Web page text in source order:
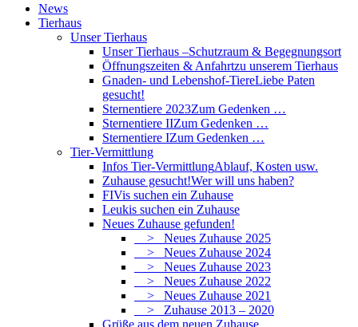
News
Tierhaus
Unser Tierhaus
Unser Tierhaus –Schutzraum & Begegnungsort
Öffnungszeiten & Anfahrtzu unserem Tierhaus
Gnaden- und Lebenshof-TiereLiebe Paten
gesucht!
Sternentiere 2023Zum Gedenken …
Sternentiere IIZum Gedenken …
Sternentiere IZum Gedenken …
Tier-Vermittlung
Infos Tier-VermittlungAblauf, Kosten usw.
Zuhause gesucht!Wer will uns haben?
FIVis suchen ein Zuhause
Leukis suchen ein Zuhause
Neues Zuhause gefunden!
> Neues Zuhause 2025
> Neues Zuhause 2024
> Neues Zuhause 2023
> Neues Zuhause 2022
> Neues Zuhause 2021
> Zuhause 2013 – 2020
Grüße aus dem neuen Zuhause